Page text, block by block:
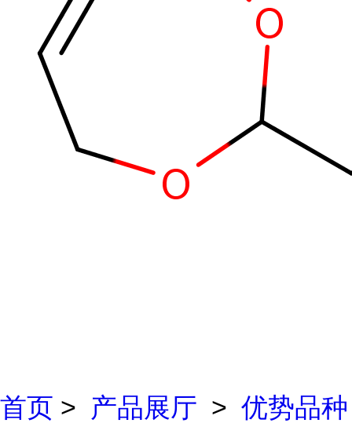
首页 > 产品展厅 > 优势品种